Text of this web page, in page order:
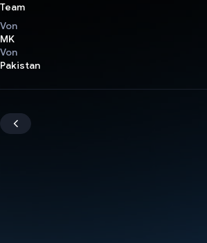
Team
Von
MK
Von
Pakistan